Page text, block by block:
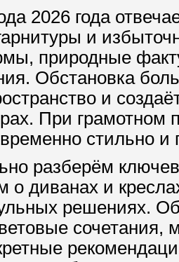
2026 года
и
природные
Обстановка
и
При грамотном
стильно
разберём
о диванах и
решениях.
сочетания,